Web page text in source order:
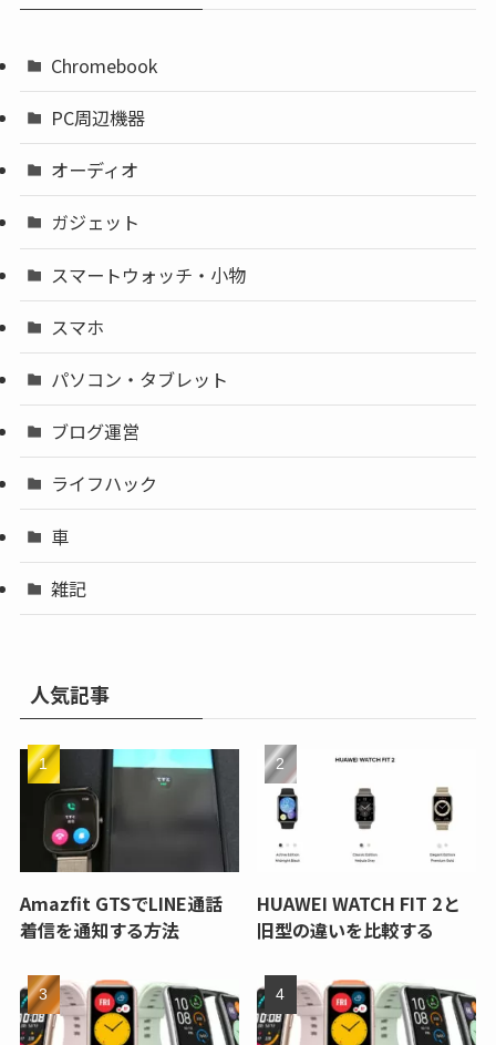
Chromebook
PC周辺機器
オーディオ
ガジェット
スマートウォッチ・小物
スマホ
パソコン・タブレット
ブログ運営
ライフハック
車
雑記
人気記事
Amazfit GTSでLINE通話
着信を通知する方法
HUAWEI WATCH FIT 2と
旧型の違いを比較する